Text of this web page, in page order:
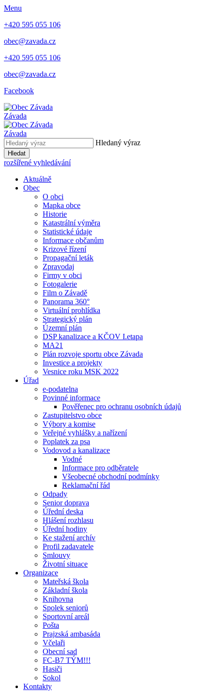
Menu
+420 595 055 106
obec@zavada.cz
+420 595 055 106
obec@zavada.cz
Facebook
Závada
Závada
Hledaný výraz
Hledat
rozšířené vyhledávání
Aktuálně
Obec
O obci
Mapka obce
Historie
Katastrální výměra
Statistické údaje
Informace občanům
Krizové řízení
Propagační leták
Zpravodaj
Firmy v obci
Fotogalerie
Film o Závadě
Panorama 360°
Virtuální prohlídka
Strategický plán
Územní plán
DSP kanalizace a KČOV I.etapa
MA21
Plán rozvoje sportu obce Závada
Investice a projekty
Vesnice roku MSK 2022
Úřad
e-podatelna
Povinné informace
Pověřenec pro ochranu osobních údajů
Zastupitelstvo obce
Výbory a komise
Veřejné vyhlášky a nařízení
Poplatek za psa
Vodovod a kanalizace
Vodné
Informace pro odběratele
Všeobecné obchodní podmínky
Reklamační řád
Odpady
Senior doprava
Úřední deska
Hlášení rozhlasu
Úřední hodiny
Ke stažení archív
Profil zadavatele
Smlouvy
Životní situace
Organizace
Mateřská škola
Základní škola
Knihovna
Spolek seniorů
Sportovní areál
Pošta
Prajzská ambasáda
Včelaři
Obecní sad
FC-B7 TÝM!!!
Hasiči
Sokol
Kontakty